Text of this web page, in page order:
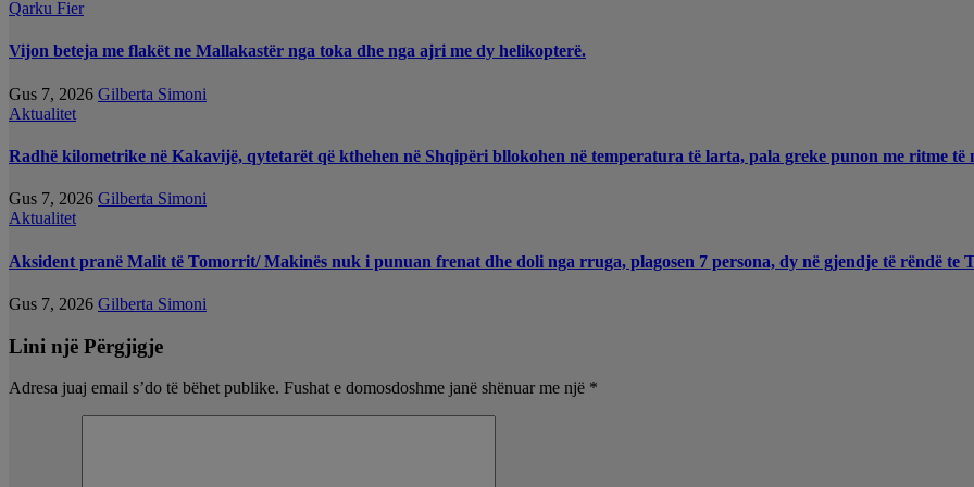
Qarku Fier
Vijon beteja me flakët ne Mallakastër nga toka dhe nga ajri me dy helikopterë.
Gus 7, 2026 Gilberta Simoni
Aktualitet
Radhë kilometrike në Kakavijë, qytetarët që kthehen në Shqipëri bllokohen në temperatura të larta, pala greke punon me ritme të
Gus 7, 2026 Gilberta Simoni
Aktualitet
Aksident pranë Malit të Tomorrit/ Makinës nuk i punuan frenat dhe doli nga rruga, plagosen 7 persona, dy në gjendje të rëndë te
Gus 7, 2026 Gilberta Simoni
Lini një Përgjigje
Adresa juaj email s’do të bëhet publike. Fushat e domosdoshme janë shënuar me një *